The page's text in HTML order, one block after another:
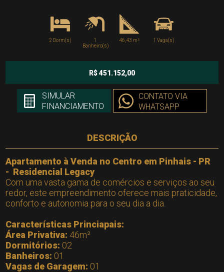
2 Dorm(s)
1
Banheiro(s)
46,43 m² 1 Vaga(s)
R$ 451.152,00
SIMULAR
FINANCIAMENTO
CONTATO VIA
WHATSAPP
DESCRIÇÃO
Apartamento à Venda no Centro em Pinhais - PR
- Residencial Legacy
Com uma vasta gama de comércios e serviços ao seu
redor, este empreendimento oferece mais praticidade,
conforto e autonomia para o seu dia a dia.
Características Princiapais:
Área Privativa: 46m²
Dormitórios: 02
Banheiros: 01
Vagas de Garagem: 01